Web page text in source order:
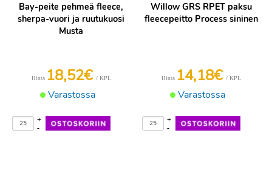
Bay-peite pehmeä fleece,
sherpa-vuori ja ruutukuosi
Musta
Varastossa
Hinta 18,52€ / KPL
-
+
Willow GRS RPET paksu
fleecepeitto Process sininen
Varastossa
Hinta 14,18€ / KPL
-
+